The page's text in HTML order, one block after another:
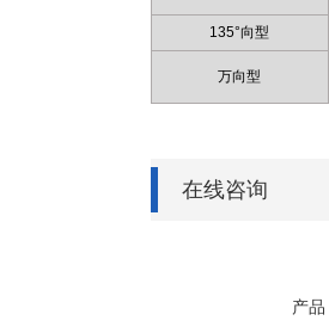
135°向型
万向型
在线咨询
产品